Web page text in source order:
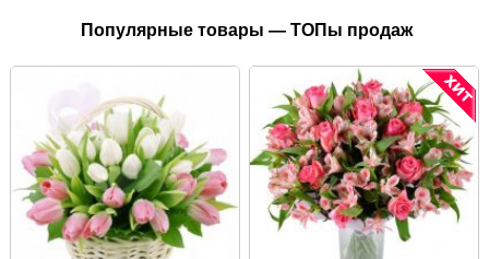
Популярные товары — ТОПы продаж